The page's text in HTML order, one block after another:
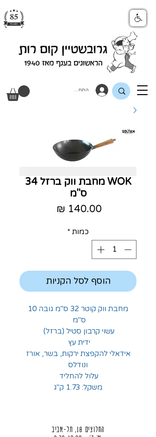
התחבר
WOK מחבת ווק ברזל 34
ס"מ
כמות *
הוסף לסל הקניות
מחבת ווק קוטר 32
ס"מ גובה 10
ס"מ
עשוי קרבון סטיל (ברזל)
ידית עץ
אידאלי להקפצת ירקות, בשר, אורז
ונודלס
עלול להחליד
משקל: 1.73 ק"ג
החלוצים 18, תל-אביב